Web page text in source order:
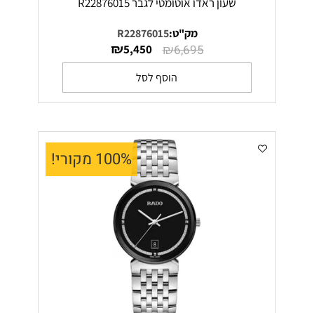
מק"ט:R22876015
₪6,695
₪5,450
הוסף לסל
100% מקורי!